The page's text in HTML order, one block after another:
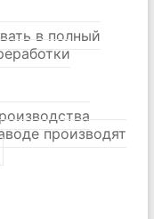
в полный
производят